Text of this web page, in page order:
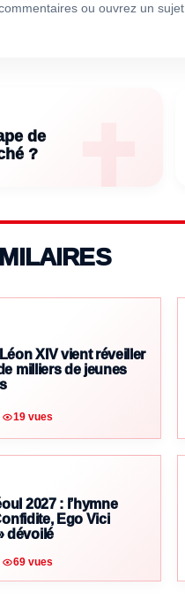
ou ouvrez un sujet
de
?
XIV vient réveiller
milliers de jeunes
19 vues
2027 : l’hymne
Ego Vici
dévoilé
69 vues